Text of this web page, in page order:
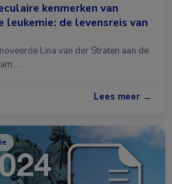
kenmerken van
de levensreis van
Lina van der Straten aan de
…
Lees meer →